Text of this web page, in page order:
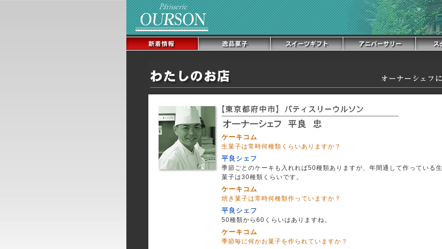
ケーキコム
生菓子は常時何種類くらいありますか？
平良シェフ
季節ごとのケーキも入れれば50種類ありますが、年間通して作っている生
菓子は30種類くらいです。
ケーキコム
焼き菓子は常時何種類作っていますか？
平良シェフ
50種類から60くらいはありますね。
ケーキコム
季節毎に何かお菓子を作られていますか？